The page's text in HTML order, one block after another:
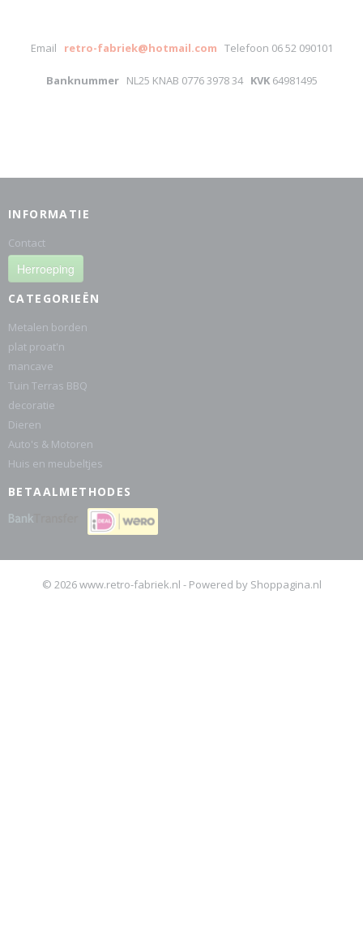
Email retro-fabriek@hotmail.com Telefoon 06 52 090101
Banknummer NL25 KNAB 0776 3978 34 KVK64981495
INFORMATIE
Contact
Herroeping
CATEGORIEËN
Metalen borden
plat proat'n
mancave
Tuin Terras BBQ
decoratie
Dieren
Auto's & Motoren
Huis en meubeltjes
BETAALMETHODES
© 2026 www.retro-fabriek.nl - Powered by Shoppagina.nl